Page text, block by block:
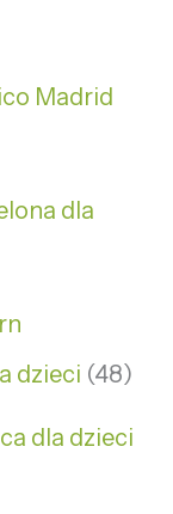
Madrid
dla
dzieci 48
dla dzieci